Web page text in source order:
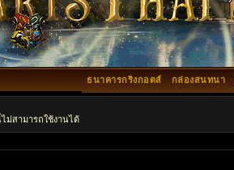
กล่องสนทนา
ธนาคารกริงกอตส์
ม่สามารถใช้งานได้